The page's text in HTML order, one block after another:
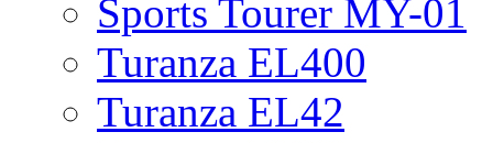
Sports Tourer MY-01
Turanza EL400
Turanza EL42